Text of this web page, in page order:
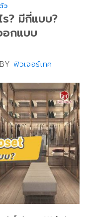
ว
? มีกี่แบบ?
อกแบบ
BYฟิวเจอร์เทค